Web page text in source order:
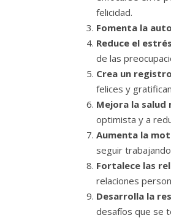
felicidad.
Fomenta la
Reduce el
de las
Crea un
felices y
Mejora la salud
optimista y a
Aumenta la
seguir
Fortalece las
relaciones
Desarrolla la
desafíos que se